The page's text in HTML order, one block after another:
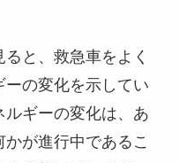
と、救急車をよく
ーの変化を示してい
ルギーの変化は、あ
が進行中であるこ